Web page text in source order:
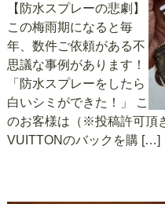
【防水スプレーの悲劇】
この梅雨期になると毎
年、数件ご依頼がある不
思議な事例があります！
「防水スプレーをしたら
白いシミができた！」 こ
のお客様は（※投稿許可頂
VUITTONのバックを購 […]